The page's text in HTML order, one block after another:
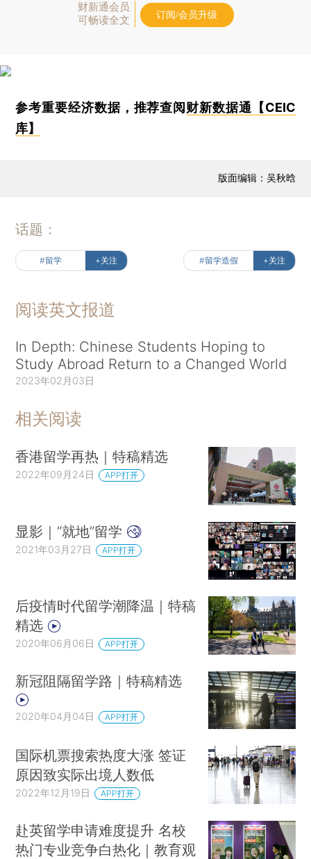
财新通会员
可畅读全文
订阅/会员升级
参考重要经济数据，推荐查阅 财新数据通【CEIC
库】
版面编辑：吴秋晗
话题：
#留学 +关注 #留学造假 +关注
阅读英文报道
In Depth: Chinese Students Hoping to
Study Abroad Return to a Changed World
2023年02月03日
相关阅读
香港留学再热｜特稿精选
2022年09月24日 APP打开
显影｜“就地”留学
2021年03月27日 APP打开
后疫情时代留学潮降温｜特稿
精选
2020年06月06日 APP打开
新冠阻隔留学路｜特稿精选
2020年04月04日 APP打开
国际机票搜索热度大涨 签证
原因致实际出境人数低
2022年12月19日 APP打开
赴英留学申请难度提升 名校
热门专业竞争白热化｜教育观